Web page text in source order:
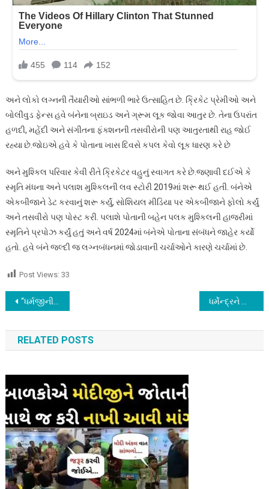
અને લોકો લગ્નની તૈયારીઓ સાંભળી ભારે ઉત્સાહિત છે. ક્રિકેટ પ્રેમીઓ અને
બોલીવુડ ફેન્સ હવે બંનેના બ્રાઇડ અને ગ્રૂમ લૂક જોવા આતુર છે. તેના ઉપરાંત
હળદી, મહેંદી અને સંગીતના ફંક્શનની તસવીરોની પણ આતુરતાથી રાહ જોઈ
રહ્યા છે.જોઇએ હવે કે પોતાના ખાસ દિવસે કપલ કેવો લૂક ધારણ કરે છે
અને મુશ્કિલ પરિવાર કેવી રીતે ક્રિકેટર વહુનું સ્વાગત કરે છે.જણાવી દઈએ કે
સ્મૃતિ મંધના અને પલાશ મુશ્કિલની લવ સ્ટોરી 2019માં શરૂ થઈ હતી. બંનેએ
એકબીજાને ડેટ કરવાનું શરૂ કર્યું, સોશિયલ મીડિયા પર એકબીજાને ફોલો કર્યું
અને તસવીરો પણ પોસ્ટ કરી. પલાશે પોતાની બહેન પલક મુશ્કિલની હાજરીમાં
સ્મૃતિને પ્રપોઝ કર્યું હતું અને વર્ષ 2024માં બંનેએ પોતાના સંબંધને જાહેર કર્યો
હતો. હવે બંને જલ્દી જ લગ્નબંધનમાં જોડાવાની ચર્ચાઓને કારણે ચર્ચામાં છે.
Post Views: 33
Post
navigation
“ધર્મજીની રાહ જોતા ફક્ત 15 મિનિટમાં સુપરહીટ હુકુમતની સ્ક્રિપ્ટ બની ગઈ” – અનિલ શર્મા
RELATED POSTS